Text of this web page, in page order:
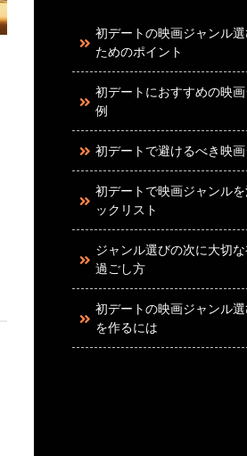
初デートの映画ジャンル
ためのポイント
初デートにおすすめの映
例
初デートで避けるべき映
初デートで映画ジャンル
ックリスト
ジャンル選びの次に大切
過ごし方
初デートの映画ジャンル
を作るには